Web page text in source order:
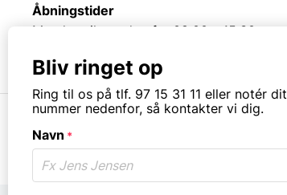
Åbningstider
Mandag til torsdag fra 08:00 – 15:30.
© Copyright. All rights reserved.
Bliv ringet op
Ring til os på tlf. 97 15 31 11 eller notér dit
nummer nedenfor, så kontakter vi dig.
Navn *